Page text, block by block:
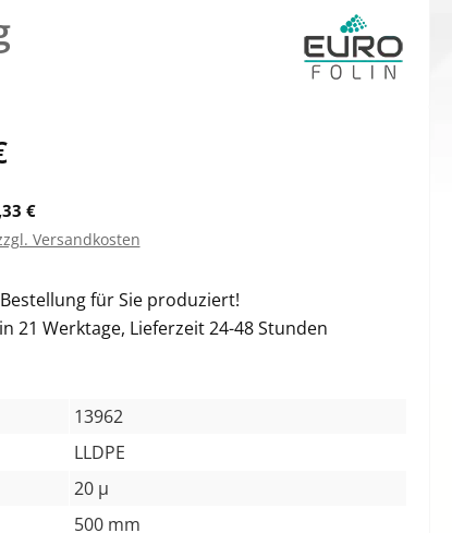
€
Versandkosten
für Sie produziert!
21 Werktage, Lieferzeit 24-48 Stunden
13962
LLDPE
20 µ
500 mm